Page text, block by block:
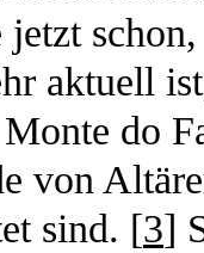
aktuell
do
von
sind. [3]